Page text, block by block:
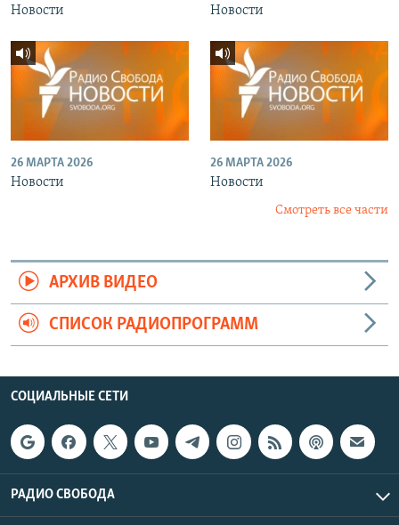
Новости Новости
26 МАРТА 2026
Новости
26 МАРТА 2026
Новости
Смотреть все части
АРХИВ ВИДЕО
СПИСОК РАДИОПРОГРАММ
СОЦИАЛЬНЫЕ СЕТИ
РАДИО СВОБОДА